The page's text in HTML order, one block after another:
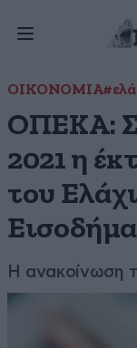
ΟΙΚΟΝΟΜΙΑ
ΟΠΕΚΑ:
2021 η
του
Η ανακοίνωση